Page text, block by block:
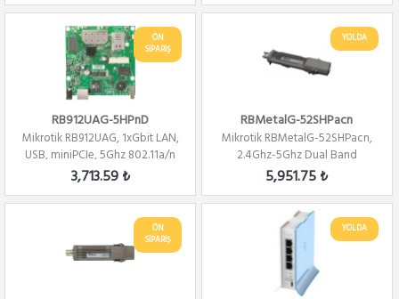
ÖN
SİPARİŞ
RB912UAG-5HPnD
Mikrotik RB912UAG, 1xGbit LAN,
USB, miniPCIe, 5Ghz 802.11a/n
2x2 W...
3,713.59 ₺
YOLDA
RBMetalG-52SHPacn
Mikrotik RBMetalG-52SHPacn,
2.4Ghz-5Ghz Dual Band
802.11a/b/g/n/ac...
5,951.75 ₺
ÖN
SİPARİŞ
YOLDA